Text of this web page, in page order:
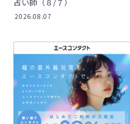
2026.08.07